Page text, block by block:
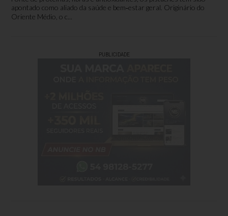
apontado como aliado da saúde e bem‑estar geral. Originário do
Oriente Médio, o c...
PUBLICIDADE